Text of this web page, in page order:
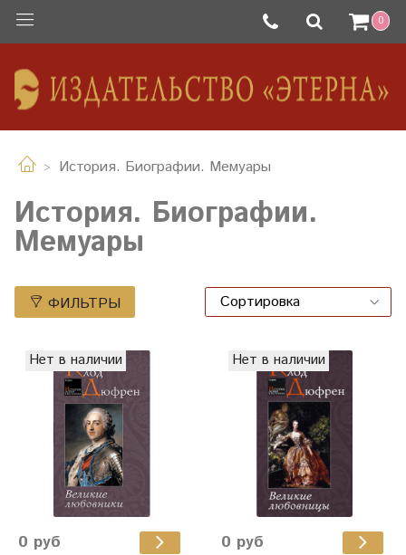
0
История. Биографии. Мемуары
История. Биографии.
Мемуары
ФИЛЬТРЫ
Нет в наличии
0 руб
Нет в наличии
0 руб